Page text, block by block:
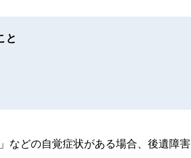
と
などの自覚症状がある場合、後遺障害